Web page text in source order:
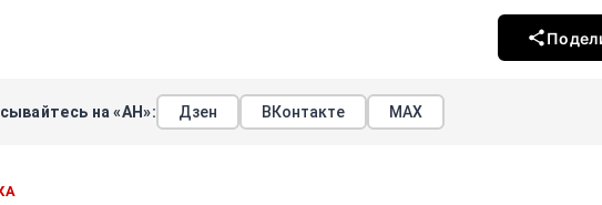
на «АН»: Дзен ВКонтакте МАХ